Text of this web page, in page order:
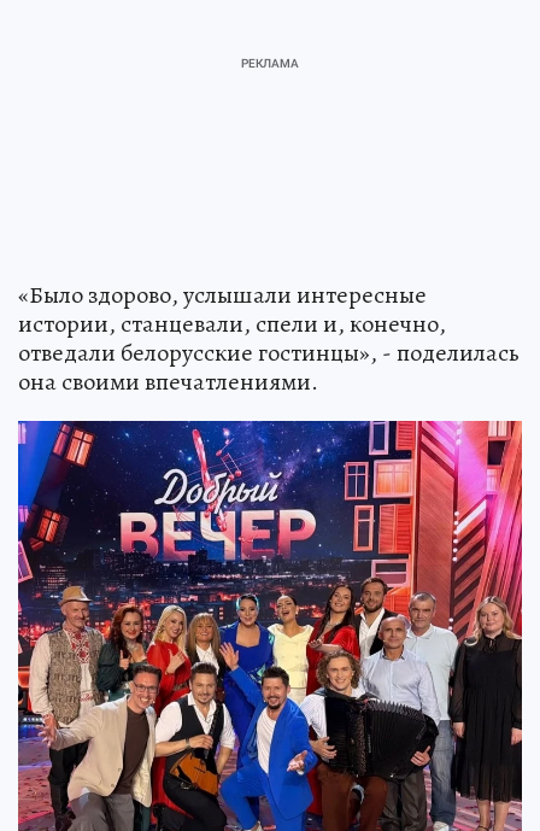
«Было здорово, услышали интересные
истории, станцевали, спели и, конечно,
отведали белорусские гостинцы», - поделилась
она своими впечатлениями.